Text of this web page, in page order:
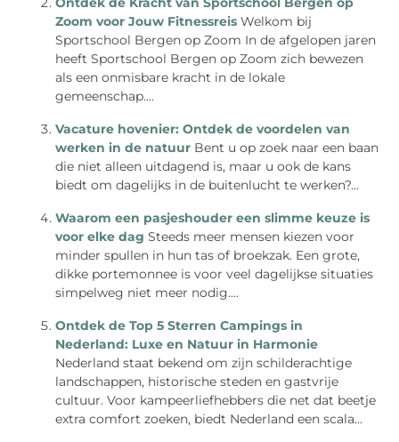
Zoom voor Jouw Fitnessreis Welkom bij
Sportschool Bergen op Zoom In de afgelopen jaren
heeft Sportschool Bergen op Zoom zich bewezen
als een onmisbare kracht in de lokale
gemeenschap....
Vacature hovenier: Ontdek de voordelen van
werken in de natuur Bent u op zoek naar een baan
die niet alleen uitdagend is, maar u ook de kans
biedt om dagelijks in de buitenlucht te werken?...
Waarom een pasjeshouder een slimme keuze is
voor elke dag Steeds meer mensen kiezen voor
minder spullen in hun tas of broekzak. Een grote,
dikke portemonnee is voor veel dagelijkse situaties
simpelweg niet meer nodig....
Ontdek de Top 5 Sterren Campings in
Nederland: Luxe en Natuur in Harmonie
Nederland staat bekend om zijn schilderachtige
landschappen, historische steden en gastvrije
cultuur. Voor kampeerliefhebbers die net dat beetje
extra comfort zoeken, biedt Nederland een scala...